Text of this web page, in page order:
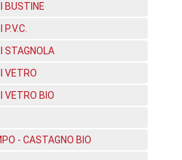
BUSTINE
STAGNOLA
VETRO
VETRO BIO
- CASTAGNO BIO